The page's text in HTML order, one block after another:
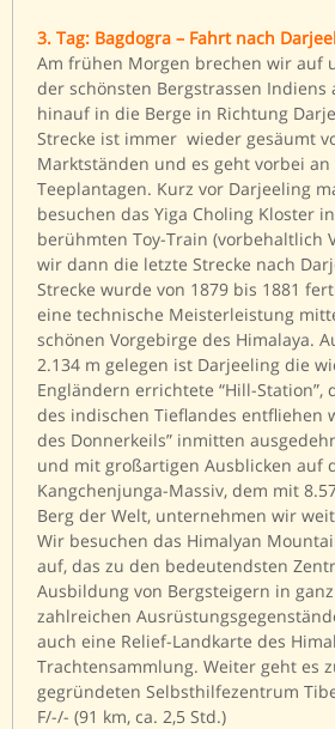
3. Tag: Bagdogra – Fahrt nach
Am frühen Morgen brechen wir auf
der schönsten Bergstrassen Indiens
hinauf in die Berge in Richtung
Strecke ist immer wieder gesäumt
Marktständen und es geht vorbei
Teeplantagen. Kurz vor Darjeeling
besuchen das Yiga Choling Kloster
berühmten Toy-Train (vorbehaltlich
wir dann die letzte Strecke nach
Strecke wurde von 1879 bis 1881
eine technische Meisterleistung
schönen Vorgebirge des Himalaya.
2.134 m gelegen ist Darjeeling die
Engländern errichtete “Hill-Station”,
des indischen Tieflandes entfliehen
des Donnerkeils” inmitten
und mit großartigen Ausblicken auf
Kangchenjunga-Massiv, dem mit
Berg der Welt, unternehmen wir
Wir besuchen das Himalyan
auf, das zu den bedeutendsten
Ausbildung von Bergsteigern in
zahlreichen
auch eine Relief-Landkarte des
Trachtensammlung. Weiter geht es
gegründeten Selbsthilfezentrum
F/-/- (91 km, ca. 2,5 Std.)